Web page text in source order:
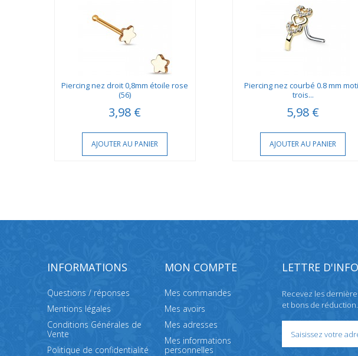
Piercing nez droit 0,8mm étoile rose
(56)
3,98 €
AJOUTER AU PANIER
Piercing nez courbé 0.8 mm
trois...
5,98 €
AJOUTER AU PANIER
INFORMATIONS
Questions / réponses
Mentions légales
Conditions Générales de
Vente
Politique de confidentialité
MON COMPTE
Mes commandes
Mes avoirs
Mes adresses
Mes informations
personnelles
LETTRE
Recevez les
et bons de réduction.